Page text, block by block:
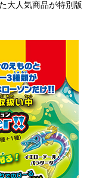
大人気商品が特別版